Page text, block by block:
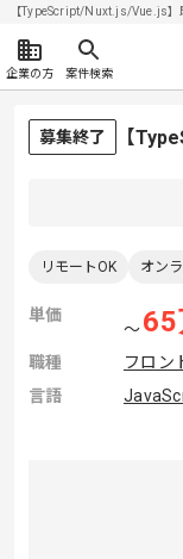
【TypeScript/Nuxt.js/Vue.js
企業の方 案件検索
募集終了 【
リモートOK オン
単価
〜65
職種
フロン
言語